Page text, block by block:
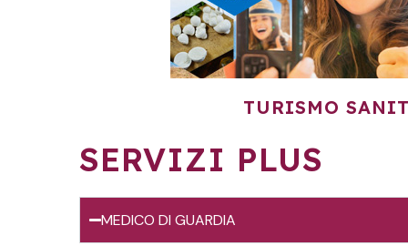
TURISMO
SERVIZI PLUS
MEDICO DI GUARDIA